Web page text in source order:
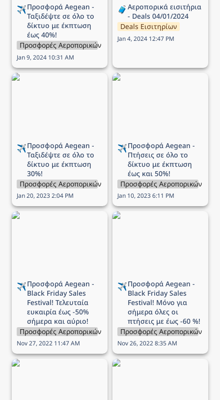
✈️
Ταξιδέψτε σε όλο το
δίκτυο με έκπτωση
έως 40%!
Προσφορές Αεροπορικών Εταιρειών
Jan 9, 2024 10:31 AM
🧳 Αεροπορικά εισιτήρια
- Deals 04/01/2024
Deals Εισιτηρίων
Jan 4, 2024 12:47 PM
Προσφορά Aegean -
✈️
Ταξιδέψτε σε όλο το
δίκτυο με έκπτωση
30%!
Προσφορές Αεροπορικών Εταιρειών
Jan 20, 2023 2:04 PM
Προσφορά Aegean -
✈️Προσφορά Aegean -
Πτήσεις σε όλο το
δίκτυο με έκπτωση
έως και 50%!
Προσφορές Αεροπορικών
Jan 10, 2023 6:11 PM
Προσφορά Aegean -
✈️
Black Friday Sales
Festival! Τελευταία
ευκαιρία έως -50%
σήμερα και αύριο!
Προσφορές Αεροπορικών Εταιρειών
Nov 27, 2022 11:47 AM
Προσφορά Aegean -
✈️
Black Friday Sales
Festival! Μόνο για
σήμερα όλες οι
πτήσεις με έως -60 %!
Προσφορές Αεροπορικών
Nov 26, 2022 8:35 AM
Προσφορά Aegean -
Προσφορά Sky Express -